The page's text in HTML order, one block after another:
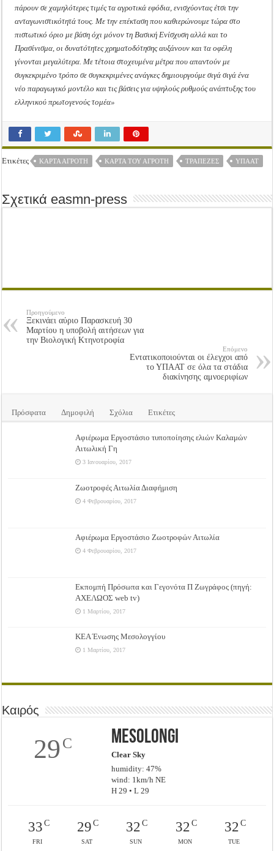
πάρουν σε χαμηλότερες τιμές τα αγροτικά εφόδια, ενισχύοντας έτσι την
ανταγωνιστικότητά τους. Με την επέκταση που καθιερώνουμε τώρα στο
πιστωτικό όριο με βάση όχι μόνον τη Βασική Ενίσχυση αλλά και το
Πρασίνισμα, οι δυνατότητες χρηματοδότησης αυξάνουν και τα οφέλη
γίνονται μεγαλύτερα. Με τέτοια στοχευμένα μέτρα που απαντούν με
συγκεκριμένο τρόπο σε συγκεκριμένες ανάγκες δημιουργούμε σιγά σιγά ένα
νέο παραγωγικό μοντέλο και τις βάσεις για υψηλούς ρυθμούς ανάπτυξης του
ελληνικού πρωτογενούς τομέα»
Ετικέτες ΚΆΡΤΑ ΑΓΡΌΤΗ ΚΆΡΤΑ ΤΟΥ ΑΓΡΌΤΗ ΤΡΆΠΕΖΕΣ ΥΠΑΑΤ
Σχετικά easmn-press
Προηγούμενο
Ξεκινάει αύριο Παρασκευή 30
Μαρτίου η υποβολή αιτήσεων για
την Βιολογική Κτηνοτροφία
Επόμενο
Εντατικοποιούνται οι έλεγχοι από
το ΥΠΑΑΤ σε όλα τα στάδια
διακίνησης αμνοεριφίων
Πρόσφατα Δημοφιλή Σχόλια Ετικέτες
Αφιέρωμα Εργοστάσιο τυποποίησης ελιών Καλαμών
Αιτωλική Γη
3 Ιανουαρίου, 2017
Ζωοτροφές Αιτωλία Διαφήμιση
4 Φεβρουαρίου, 2017
Αφιέρωμα Εργοστάσιο Ζωοτροφών Αιτωλία
4 Φεβρουαρίου, 2017
Εκπομπή Πρόσωπα και Γεγονότα Π Ζωγράφος (πηγή:
ΑΧΕΛΩΟΣ web tv)
1 Μαρτίου, 2017
ΚΕΑ Ένωσης Μεσολογγίου
1 Μαρτίου, 2017
Καιρός
29C Mesolongi
Clear Sky
humidity: 47%
wind: 1km/h NE
H 29 • L 29
33C
FRI
29C
SAT
32 C
SUN
32C
MON
32C
TUE